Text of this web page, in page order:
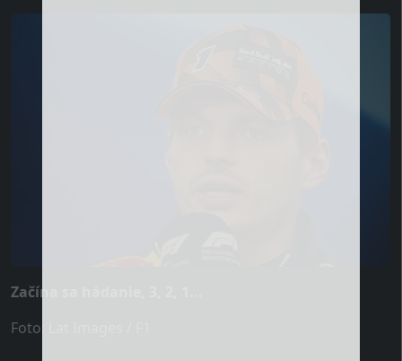
Začína sa hádanie, 3, 2, 1...
Foto: Lat Images / F1